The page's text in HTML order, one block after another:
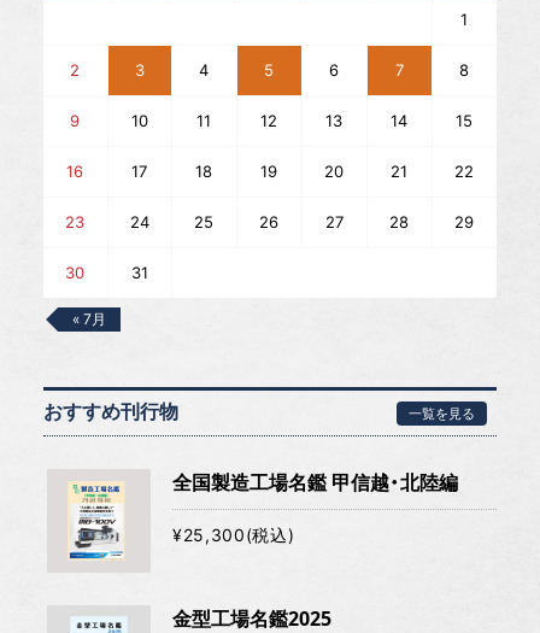
1
2 3 4 5 6 7 8
9 10 11 12 13 14 15
16 17 18 19 20 21 22
23 24 25 26 27 28 29
30 31
« 7月
おすすめ刊行物 一覧を見る
全国製造工場名鑑 甲信越・北陸編
¥25,300(税込)
金型工場名鑑2025